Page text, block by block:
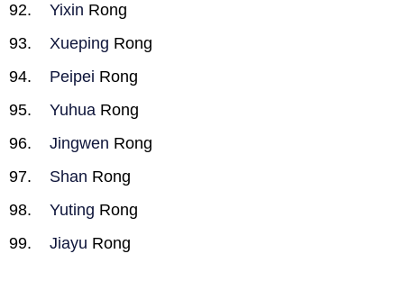
Yixin Rong
Xueping Rong
Peipei Rong
Yuhua Rong
Jingwen Rong
Shan Rong
Yuting Rong
Jiayu Rong